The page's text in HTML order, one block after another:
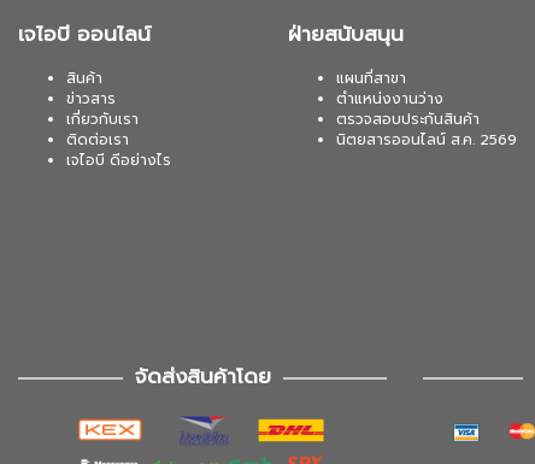
เจไอบี ออนไลน์
สินค้า
ข่าวสาร
เกี่ยวกับเรา
ติดต่อเรา
เจไอบี ดีอย่างไร
ฝ่ายสนับสนุน
แผนที่สาขา
ตำแหน่งงานว่าง
ตรวจสอบประกันสินค้า
นิตยสารออนไลน์ ส.ค. 2569
จัดส่งสินค้าโดย